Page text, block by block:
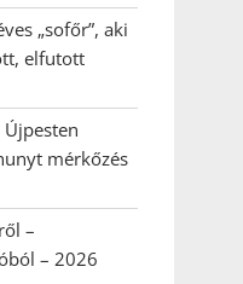
„sofőr”, aki
elfutott
mérkőzés
–
– 2026